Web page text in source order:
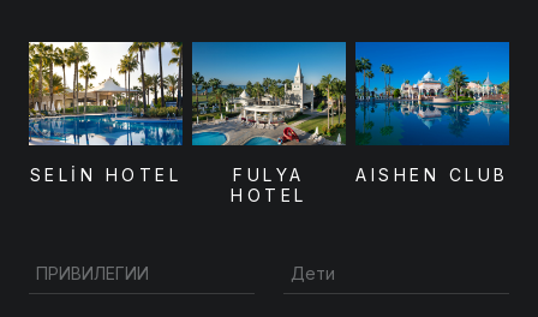
SELİN HOTEL
FULYA
HOTEL
AISHEN CLUB
ПРИВИЛЕГИИ Дети